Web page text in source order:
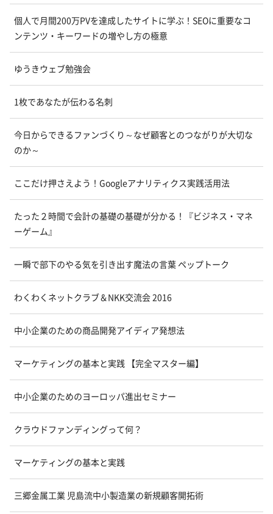
個人で月間200万PVを達成したサイトに学ぶ！SEOに重要なコ
ンテンツ・キーワードの増やし方の極意
ゆうきウェブ勉強会
1枚であなたが伝わる名刺
今日からできるファンづくり～なぜ顧客とのつながりが大切な
のか～
ここだけ押さえよう！Googleアナリティクス実践活用法
たった２時間で会計の基礎の基礎が分かる！『ビジネス・マネ
ーゲーム』
一瞬で部下のやる気を引き出す魔法の言葉 ペップトーク
わくわくネットクラブ＆NKK交流会 2016
中小企業のための商品開発アイディア発想法
マーケティングの基本と実践 【完全マスター編】
中小企業のためのヨーロッパ進出セミナー
クラウドファンディングって何？
マーケティングの基本と実践
三郷金属工業 児島流中小製造業の新規顧客開拓術